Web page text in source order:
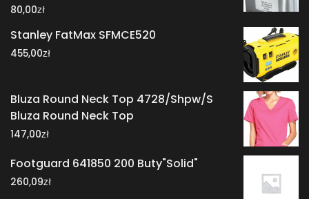
80,00zł
Stanley FatMax SFMCE520
455,00zł
Bluza Round Neck Top 4728/Shpw/S
Bluza Round Neck Top
147,00zł
Footguard 641850 200 Buty"Solid"
260,09zł